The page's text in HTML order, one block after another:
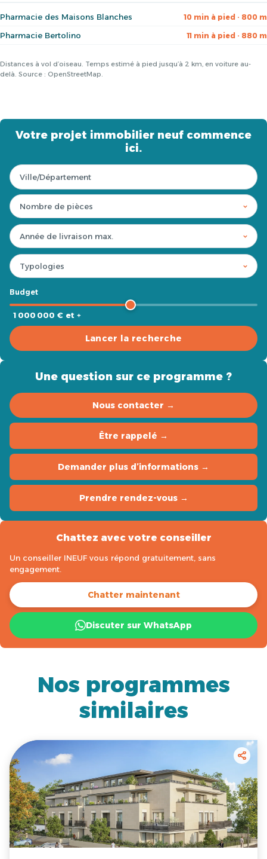
Pharmacie des Maisons Blanches 10 min à pied · 800 m
Pharmacie Bertolino 11 min à pied · 880 m
Distances à vol d’oiseau. Temps estimé à pied jusqu’à 2 km, en voiture au-
delà. Source : OpenStreetMap.
Votre projet immobilier neuf commence
ici.
Budget
1 000 000 € et +
Lancer la recherche
Une question sur ce programme ?
Nous contacter →
Être rappelé →
Demander plus d’informations →
Prendre rendez-vous →
Chattez avec votre conseiller
Un conseiller INEUF vous répond gratuitement, sans
engagement.
Chatter maintenant
Discuter sur WhatsApp
Nos programmes
similaires